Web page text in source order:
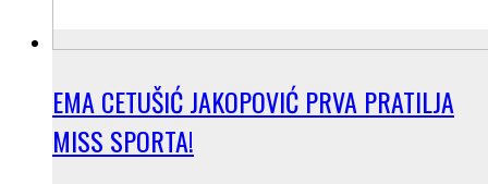
EMA CETUŠIĆ JAKOPOVIĆ PRVA PRATILJA
MISS SPORTA!